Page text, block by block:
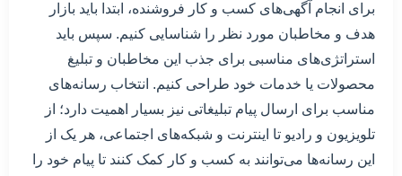
برای انجام آگهی‌های کسب و کار فروشنده، ابتدا باید بازار
هدف و مخاطبان مورد نظر را شناسایی کنیم. سپس باید
استراتژی‌های مناسبی برای جذب این مخاطبان و تبلیغ
محصولات یا خدمات خود طراحی کنیم. انتخاب رسانه‌های
مناسب برای ارسال پیام تبلیغاتی نیز بسیار اهمیت دارد؛ از
تلویزیون و رادیو تا اینترنت و شبکه‌های اجتماعی، هر یک از
این رسانه‌ها می‌توانند به کسب و کار کمک کنند تا پیام خود را